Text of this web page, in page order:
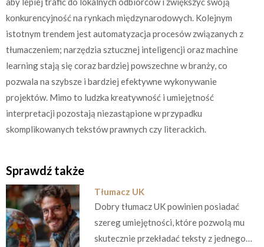
konkurencyjność na rynkach międzynarodowych. Kolejnym
istotnym trendem jest automatyzacja procesów związanych z
tłumaczeniem; narzędzia sztucznej inteligencji oraz machine
learning stają się coraz bardziej powszechne w branży, co
pozwala na szybsze i bardziej efektywne wykonywanie
projektów. Mimo to ludzka kreatywność i umiejętność
interpretacji pozostają niezastąpione w przypadku
skomplikowanych tekstów prawnych czy literackich.
Sprawdź także
Tłumacz UK
Dobry tłumacz UK powinien posiadać
szereg umiejętności, które pozwolą mu
skutecznie przekładać teksty z jednego…